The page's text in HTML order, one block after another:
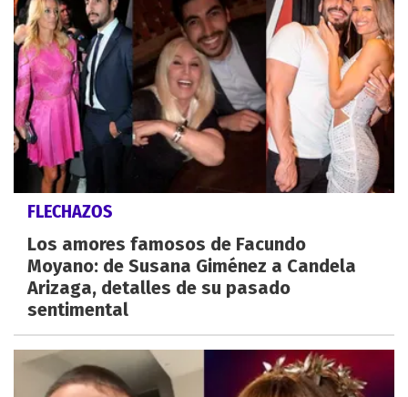
FLECHAZOS
Los amores famosos de Facundo
Moyano: de Susana Giménez a Candela
Arizaga, detalles de su pasado
sentimental